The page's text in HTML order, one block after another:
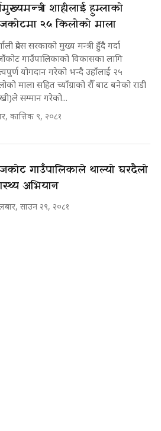
शाहीलाई हुम्लाको
२५ किलोको माला
प्रदेस सरकाको मुख्य मन्त्री हुँदै गर्दा
गाउँपालिकाको विकासका लागि
योगदान गरेको भन्दै उहाँलाई २५
माला सहित च्याँग्राको रौँ बाट बनेको राडी
सम्मान गरेको...
कात्तिक ९, २०८१
गाउँपालिकाले थाल्यो घरदैलो
अभियान
साउन २९, २०८१